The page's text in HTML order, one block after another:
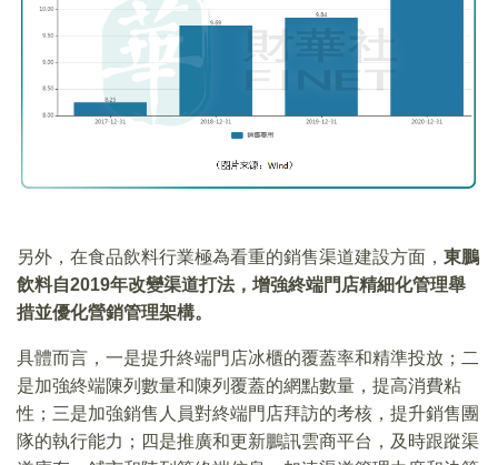
另外，在食品飲料行業極為看重的銷售渠道建設方面， 東鵬
飲料自2019年改變渠道打法，增強終端門店精細化管理舉
措並優化營銷管理架構。
具體而言，一是提升終端門店冰櫃的覆蓋率和精準投放；二
是加強終端陳列數量和陳列覆蓋的網點數量，提高消費粘
性；三是加強銷售人員對終端門店拜訪的考核，提升銷售團
隊的執行能力；四是推廣和更新鵬訊雲商平台，及時跟蹤渠